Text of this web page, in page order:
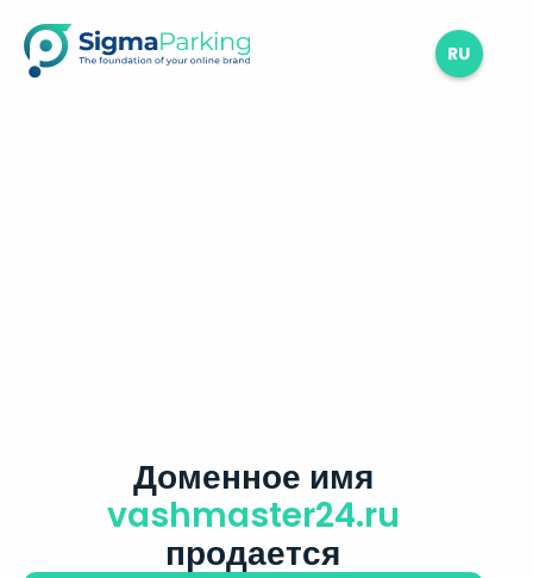
RU
Доменное имя
vashmaster24.ru
продается